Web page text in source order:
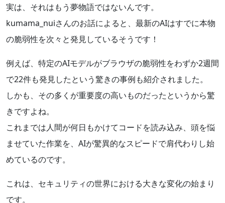
実は、それはもう夢物語ではないんです。
kumama_nuiさんのお話によると、最新のAIはすでに本物
の脆弱性を次々と発見しているそうです！
例えば、特定のAIモデルがブラウザの脆弱性をわずか2週間
で22件も発見したという驚きの事例も紹介されました。
しかも、その多くが重要度の高いものだったというから驚
きですよね。
これまでは人間が何日もかけてコードを読み込み、頭を悩
ませていた作業を、AIが驚異的なスピードで肩代わりし始
めているのです。
これは、セキュリティの世界における大きな変化の始まり
です。